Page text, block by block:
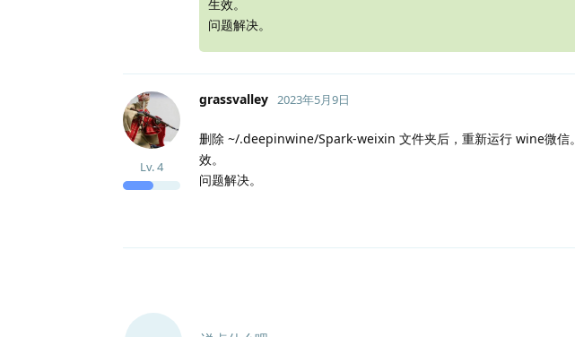
生效。
问题解决。
grassvalley
Lv.4
2023年5月9日
删除 ~/.deepinwine/Spark-weixin 文件夹后，重新运行 wine微信
效。
问题解决。